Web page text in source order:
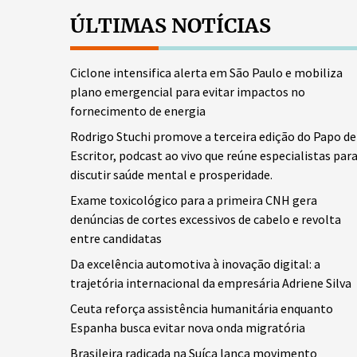
ÚLTIMAS NOTÍCIAS
Ciclone intensifica alerta em São Paulo e mobiliza
plano emergencial para evitar impactos no
fornecimento de energia
Rodrigo Stuchi promove a terceira edição do Papo de
Escritor, podcast ao vivo que reúne especialistas para
discutir saúde mental e prosperidade.
Exame toxicológico para a primeira CNH gera
denúncias de cortes excessivos de cabelo e revolta
entre candidatas
Da excelência automotiva à inovação digital: a
trajetória internacional da empresária Adriene Silva
Ceuta reforça assistência humanitária enquanto
Espanha busca evitar nova onda migratória
Brasileira radicada na Suíça lança movimento